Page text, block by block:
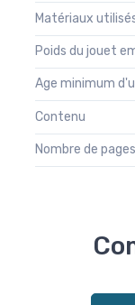
Matériaux
Poids du jouet
Age minimum
Contenu
Nombre de pages